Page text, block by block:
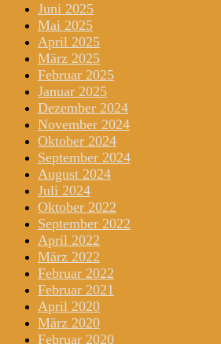
Juni 2025
Mai 2025
April 2025
März 2025
Februar 2025
Januar 2025
Dezember 2024
November 2024
Oktober 2024
September 2024
August 2024
Juli 2024
Oktober 2022
September 2022
April 2022
März 2022
Februar 2022
Februar 2021
April 2020
März 2020
Februar 2020